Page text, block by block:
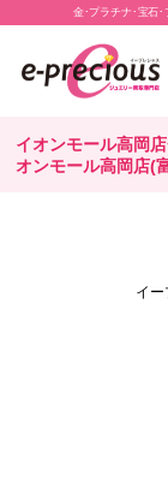
金･プラチナ･宝石
イオンモール高岡
オンモール高岡店(
イ